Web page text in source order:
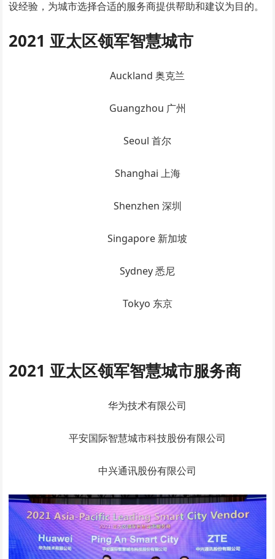
设经验，为城市选择合适的服务商提供帮助和建议为目的。
2021 亚太区领军智慧城市
Auckland 奥克兰
Guangzhou 广州
Seoul 首尔
Shanghai 上海
Shenzhen 深圳
Singapore 新加坡
Sydney 悉尼
Tokyo 东京
2021 亚太区领军智慧城市服务商
华为技术有限公司
平安国际智慧城市科技股份有限公司
中兴通讯股份有限公司